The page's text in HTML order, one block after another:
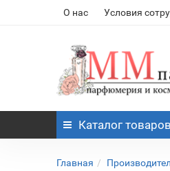
О нас Условия
Каталог товаров
Главная